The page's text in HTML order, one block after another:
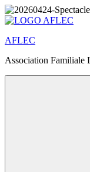
Aller
au
principal
AFLEC
Association Familiale